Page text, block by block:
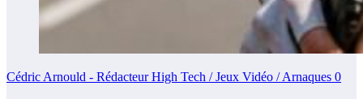
Cédric Arnould - Rédacteur High Tech / Jeux Vidéo / Arnaques 0